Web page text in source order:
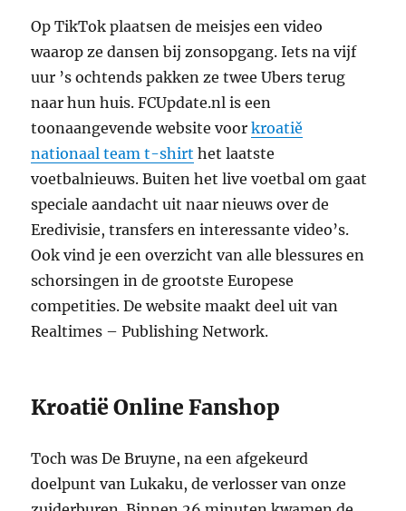
Op TikTok plaatsen de meisjes een video
waarop ze dansen bij zonsopgang. Iets na vijf
uur ’s ochtends pakken ze twee Ubers terug
naar hun huis. FCUpdate.nl is een
toonaangevende website voorkroatiě
nationaal team t-shirt het laatste
voetbalnieuws. Buiten het live voetbal om gaat
speciale aandacht uit naar nieuws over de
Eredivisie, transfers en interessante video’s.
Ook vind je een overzicht van alle blessures en
schorsingen in de grootste Europese
competities. De website maakt deel uit van
Realtimes – Publishing Network.
Kroatië Online Fanshop
Toch was De Bruyne, na een afgekeurd
doelpunt van Lukaku, de verlosser van onze